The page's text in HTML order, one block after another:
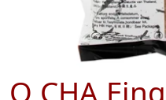
O CHA